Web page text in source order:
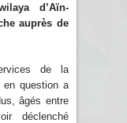
d’Aïn-
auprès de
de la
en question a
âgés entre
déclenché